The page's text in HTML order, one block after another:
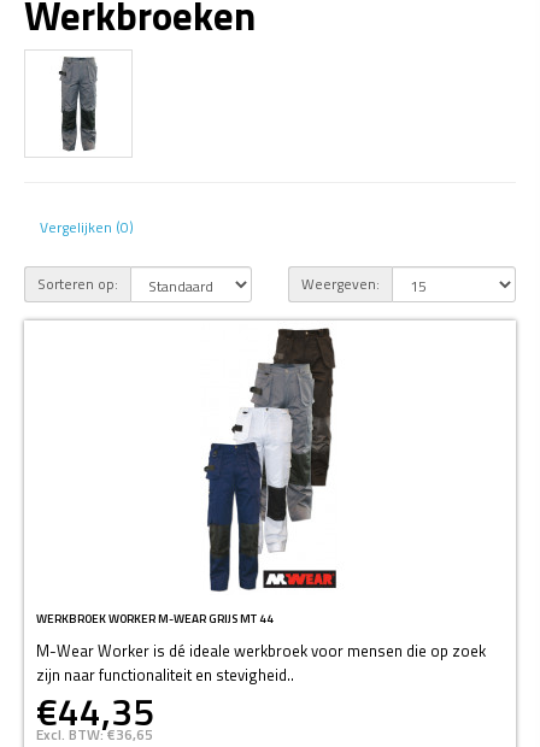
Werkbroeken
Vergelijken (0)
Sorteren op: Weergeven:
WERKBROEK WORKER M-WEAR GRIJS MT 44
M-Wear Worker is dé ideale werkbroek voor mensen die op zoek
zijn naar functionaliteit en stevigheid..
€44,35
Excl. BTW: €36,65